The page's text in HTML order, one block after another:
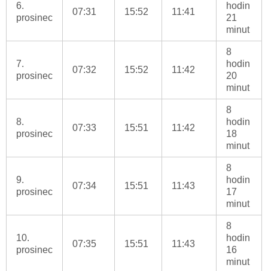
6.
prosinec
07:31 15:52 11:41
hodin
21
minut
7.
prosinec
07:32 15:52 11:42
8
hodin
20
minut
8.
prosinec
07:33 15:51 11:42
8
hodin
18
minut
9.
prosinec
07:34 15:51 11:43
8
hodin
17
minut
10.
prosinec
07:35 15:51 11:43
8
hodin
16
minut